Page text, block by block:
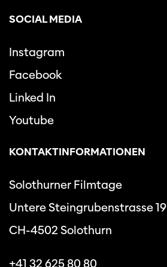
SOCIAL MEDIA
Instagram
Facebook
Linked In
Youtube
KONTAKTINFORMATIONEN
Solothurner Filmtage
Untere Steingrubenstrasse 19
CH-4502 Solothurn
+41 32 625 80 80